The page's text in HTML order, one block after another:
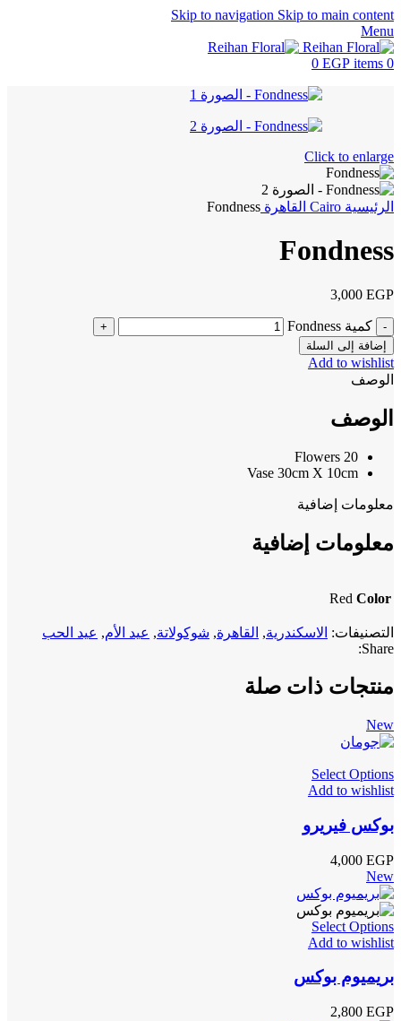
Skip to navigation Skip to main content
Menu
0
items
0 EGP
Click to enlarge
الرئيسية Cairo القاهرة Fondness
Fondness
3,000 EGP
كمية Fondness
إضافة إلى السلة
Add to wishlist
الوصف
الوصف
20 Flowers
Vase 30cm X 10cm
معلومات إضافية
معلومات إضافية
Color
Red
التصنيفات: الاسكندرية, القاهرة, شوكولاتة, عيد الأم, عيد الحب
Share:
منتجات ذات صلة
New
Select Options
Add to wishlist
بوكس فيريرو
4,000 EGP
New
Select Options
Add to wishlist
بريميوم بوكس
2,800 EGP